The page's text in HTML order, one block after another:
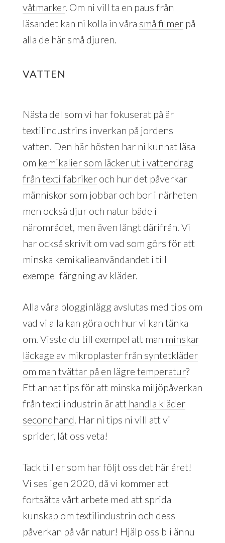
våtmarker. Om ni vill ta en paus från
läsandet kan ni kolla in våra små filmerpå
alla de här små djuren.
VATTEN
Nästa del som vi har fokuserat på är
textilindustrins inverkan på jordens
vatten. Den här hösten har ni kunnat läsa
om kemikalier som läcker ut i vattendrag
från textilfabrikeroch hur det påverkar
människor som jobbar och bor i närheten
men också djur och natur både i
närområdet, men även långt därifrån. Vi
har också skrivit om vad som görs för att
minska kemikalieanvändandet i till
exempel färgning av kläder.
Alla våra blogginlägg avslutas med tips om
vad vi alla kan göra och hur vi kan tänka
om. Visste du till exempel att man minskar
läckage av mikroplaster från syntetkläder
om man tvättar på en lägre temperatur?
Ett annat tips för att minska miljöpåverkan
från textilindustrin är att handla kläder
secondhand . Har ni tips ni vill att vi
sprider, låt oss veta!
Tack till er som har följt oss det här året!
Vi ses igen 2020, då vi kommer att
fortsätta vårt arbete med att sprida
kunskap om textilindustrin och dess
påverkan på vår natur! Hjälp oss bli ännu